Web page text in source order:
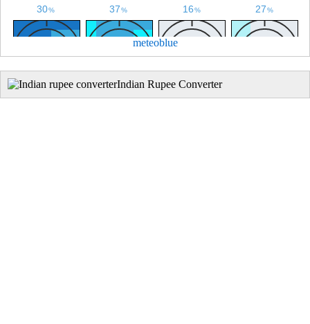
meteoblue
Indian Rupee Converter